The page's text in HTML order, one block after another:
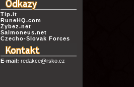
Tip.it
RuneHQ.com
Zybez.net
Salmoneus.net
Czecho-Slovak Forces
E-mail: redakce@rsko.cz